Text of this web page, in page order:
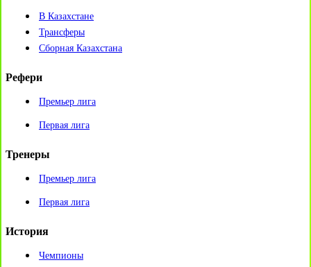
В Казахстане
Трансферы
Сборная Казахстана
Рефери
Премьер лига
Первая лига
Тренеры
Премьер лига
Первая лига
История
Чемпионы